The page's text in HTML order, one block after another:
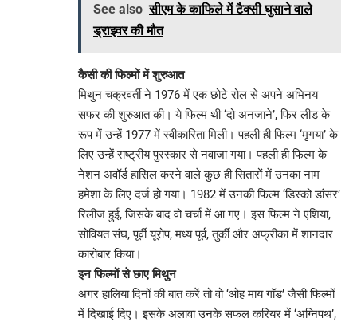
See also सीएम के काफिले में टैक्सी घुसाने वाले
ड्राइवर की मौत
कैसी की फिल्मों में शुरुआत
मिथुन चक्रवर्ती ने 1976 में एक छोटे रोल से अपने अभिनय
सफर की शुरुआत की। ये फिल्म थी ‘दो अनजाने’, फिर लीड के
रूप में उन्हें 1977 में स्वीकारिता मिली। पहली ही फिल्म ‘मृगया’ के
लिए उन्हें राष्ट्रीय पुरस्कार से नवाजा गया। पहली ही फिल्म के
नेशन अवॉर्ड हासिल करने वाले कुछ ही सितारों में उनका नाम
हमेशा के लिए दर्ज हो गया। 1982 में उनकी फिल्म ‘डिस्को डांसर’
रिलीज हुई, जिसके बाद वो चर्चा में आ गए। इस फिल्म ने एशिया,
सोवियत संघ, पूर्वी यूरोप, मध्य पूर्व, तुर्की और अफ्रीका में शानदार
कारोबार किया।
इन फिल्मों से छाए मिथुन
अगर हालिया दिनों की बात करें तो वो ‘ओह माय गॉड’ जैसी फिल्मों
में दिखाई दिए। इसके अलावा उनके सफल करियर में ‘अग्निपथ’,